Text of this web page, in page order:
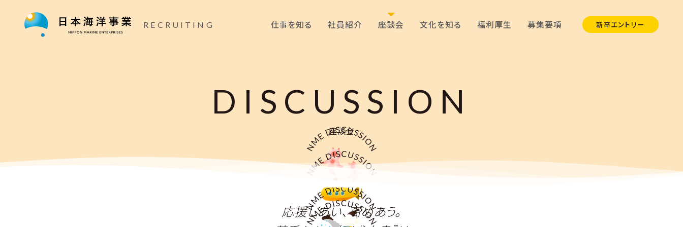
RECRUITING 仕事を知る 社員紹介 座談会 文化を知る 福利厚生 募集要項 新卒エントリー
DISCUSSION
座談会
応援しあい、高めあう。